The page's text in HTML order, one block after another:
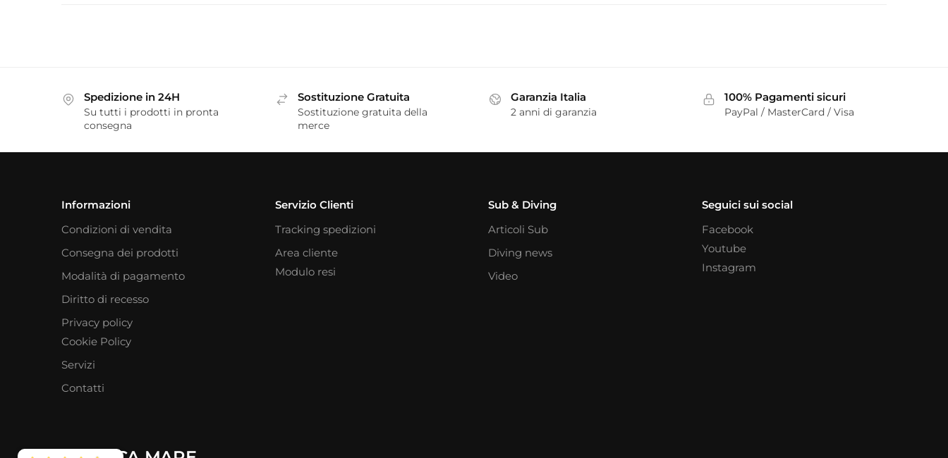
Spedizione in 24H
Su tutti i prodotti in pronta
consegna
Sostituzione Gratuita
Sostituzione gratuita della
merce
Garanzia Italia
2 anni di garanzia
100% Pagamenti sicuri
PayPal / MasterCard / Visa
Informazioni
Condizioni di vendita
Consegna dei prodotti
Modalità di pagamento
Diritto di recesso
Privacy policy
Cookie Policy
Servizi
Contatti
Servizio Clienti
Tracking spedizioni
Area cliente
Modulo resi
Sub & Diving
Articoli Sub
Diving news
Video
Seguici sui social
Facebook
Youtube
Instagram